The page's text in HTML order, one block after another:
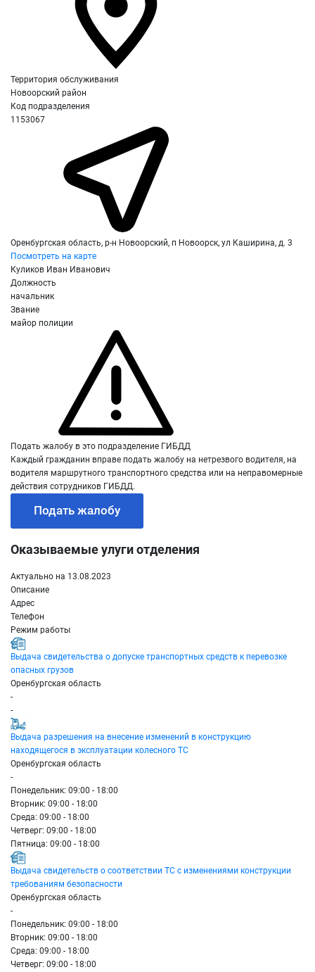
Территория обслуживания
Новоорский район
Код подразделения
1153067
Оренбургская область, р-н Новоорский, п Новоорск, ул Каширина, д. 3
Посмотреть на карте
Куликов Иван Иванович
Должность
начальник
Звание
майор полиции
Подать жалобу в это подразделение ГИБДД
Каждый гражданин вправе подать жалобу на нетрезвого водителя, на
водителя маршрутного транспортного средства или на неправомерные
действия сотрудников ГИБДД.
Подать жалобу
Оказываемые улуги отделения
Актуально на 13.08.2023
Описание
Адрес
Телефон
Режим работы
Выдача свидетельства о допуске транспортных средств к перевозке
опасных грузов
Оренбургская область
-
-
Выдача разрешения на внесение изменений в конструкцию
находящегося в эксплуатации колесного ТС
Оренбургская область
-
Понедельник: 09:00 - 18:00
Вторник: 09:00 - 18:00
Среда: 09:00 - 18:00
Четверг: 09:00 - 18:00
Пятница: 09:00 - 18:00
Выдача свидетельств о соответствии ТС с изменениями конструкции
требованиям безопасности
Оренбургская область
-
Понедельник: 09:00 - 18:00
Вторник: 09:00 - 18:00
Среда: 09:00 - 18:00
Четверг: 09:00 - 18:00